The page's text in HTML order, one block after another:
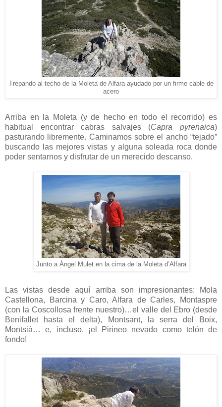
Trepando al techo de la Moleta de Alfara ayudado por un firme cable de
acero
Arriba en la Moleta (y de hecho en todo el recorrido) es
habitual encontrar cabras salvajes (Capra pyrenaica)
pasturando libremente. Caminamos sobre el ancho “tejado”
buscando las mejores vistas y alguna soleada roca donde
poder sentarnos y disfrutar de un merecido descanso.
Junto a Àngel Mulet en la cima de la Moleta d’Alfara
Las vistas desde aquí arriba son impresionantes: Mola
Castellona, Barcina y Caro, Alfara de Carles, Montaspre
(con la Coscollosa frente nuestro)…el valle del Ebro (desde
Benifallet hasta el delta), Montsant, la serra del Boix,
Montsià… e, incluso, ¡el Pirineo nevado como telón de
fondo!